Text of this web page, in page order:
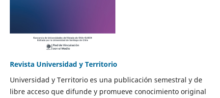
Revista Universidad y Territorio
Universidad y Territorio es una publicación semestral y de
libre acceso que difunde y promueve conocimiento original